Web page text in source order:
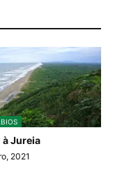
Jureia
2021